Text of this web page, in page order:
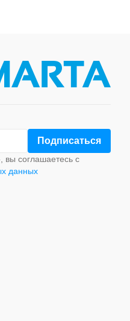
вы соглашаетесь с
данных